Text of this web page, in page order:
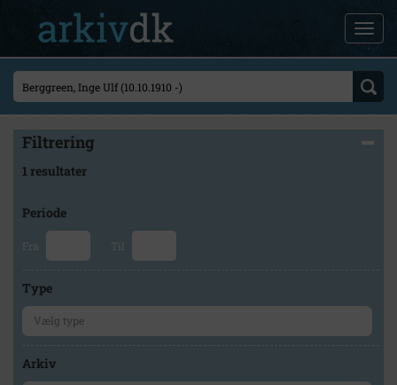
Filtrering
1 resultater
Periode
Fra Til
Type
Arkiv